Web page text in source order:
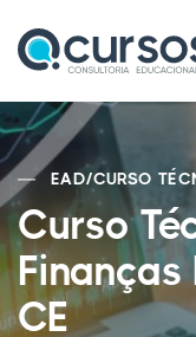
EAD/CURSO
Curso
Finanças
CE